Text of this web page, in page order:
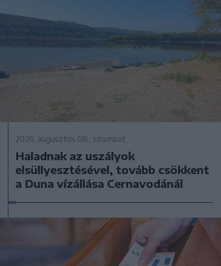
2026. augusztus 08., szombat
Haladnak az uszályok
elsüllyesztésével, tovább csökkent
a Duna vízállása Cernavodánál